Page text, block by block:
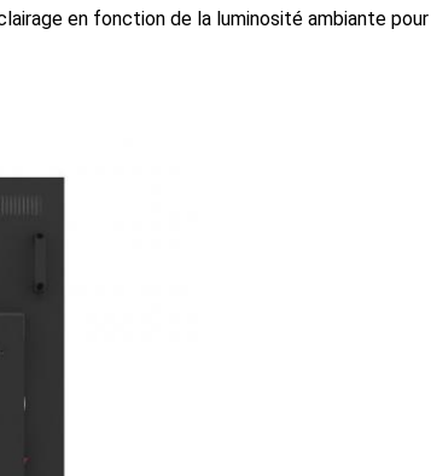
en fonction de la luminosité ambiante